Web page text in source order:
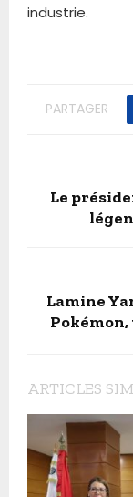
industrie.
PARTAGER
Le
Lamine
ARTICLES